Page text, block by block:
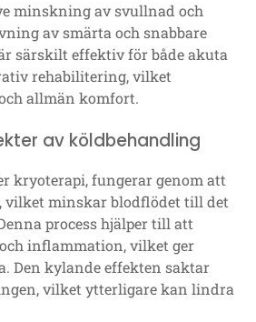
minskning av svullnad och
av smärta och snabbare
särskilt effektiv för både akuta
rehabilitering, vilket
allmän komfort.
av köldbehandling
kryoterapi, fungerar genom att
vilket minskar blodflödet till det
process hjälper till att
inflammation, vilket ger
Den kylande effekten saktar
vilket ytterligare kan lindra